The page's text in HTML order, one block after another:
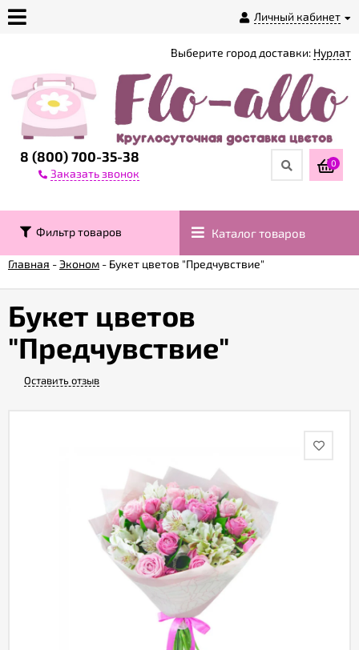
Личный кабинет
магазине
Доставка
Контакты
Гарантии
8 (800) 700-35-38
Заказать звонок
Выберите город доставки: Нурлат
0
Фильтр товаров Каталог товаров
Главная -Эконом - Букет цветов "Предчувствие"
Букет цветов
"Предчувствие"
Оставить отзыв